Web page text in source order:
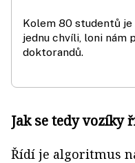
Kolem 80 studentů
jednu chvíli, loni nám
doktorandů.
Jak se tedy vozíky
Řídí je algoritmus